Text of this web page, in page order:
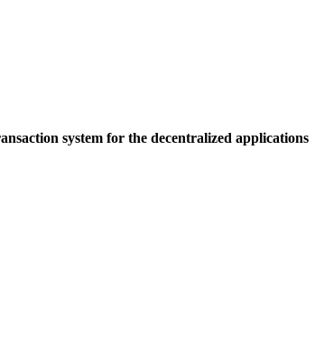
system for the decentralized applications